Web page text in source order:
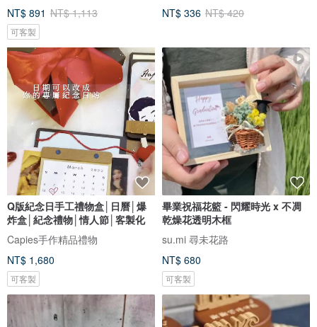
NT$ 891 NT$ 1,113
可客製
NT$ 336 NT$ 420
Q版紀念日手工禮物盒│日曆│爆
炸盒│紀念禮物│情人節│客製化
Capies手作精品禮物
NT$ 1,680
可客製
畢業祝福花籃 - 閃耀時光 x 不凋
乾燥花透明木框
su.mi 尋未花路
NT$ 680
可客製